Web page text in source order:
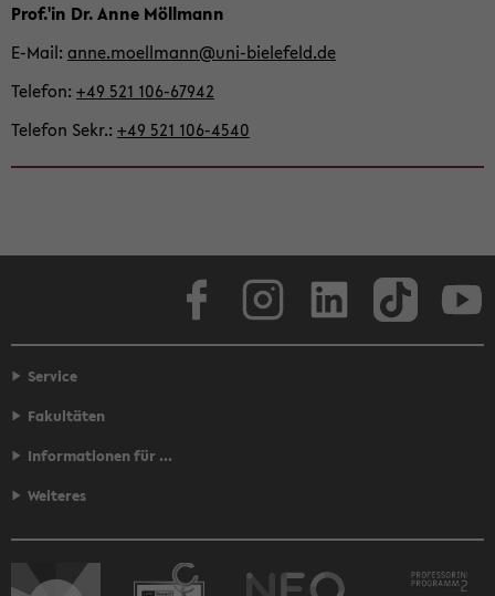
Prof.'in Dr. Anne Möll­mann
E-​Mail anne.mo­ell­mann@uni-​bielefeld.de
Te­le­fon +49 521 106-​67942
Te­le­fon Sekr. +49 521 106-​4540
Face­book
Service
Fakultäten
Informationen für ...
Weiteres